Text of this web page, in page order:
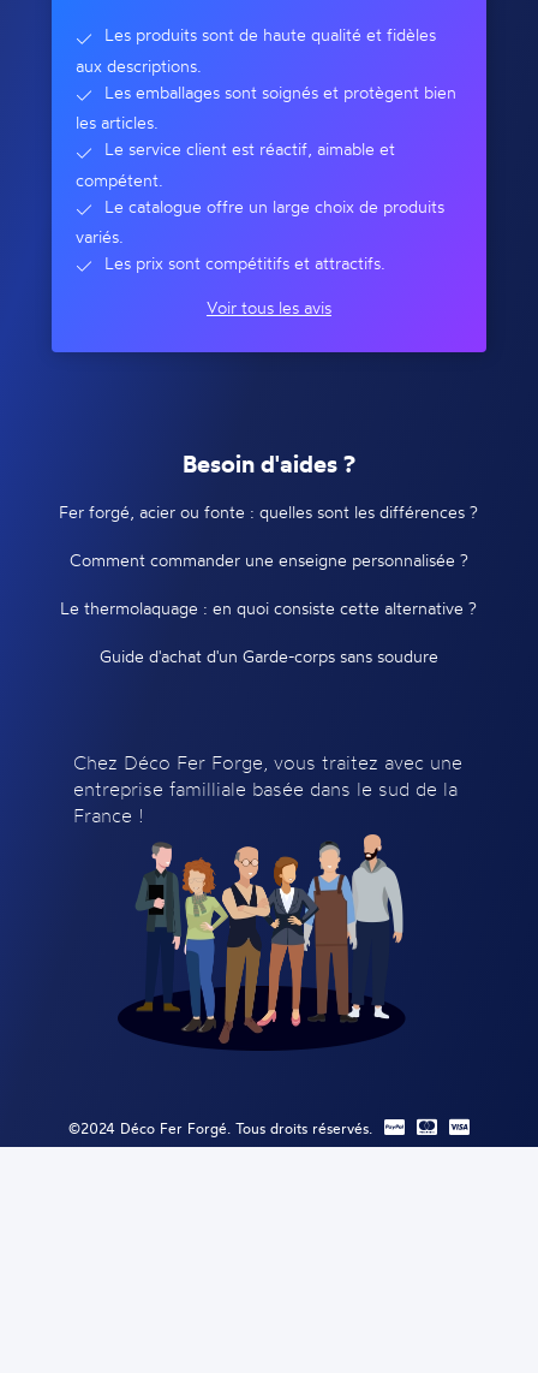
Les produits sont de haute qualité et fidèles
aux descriptions.
Les emballages sont soignés et protègent bien
les articles.
Le service client est réactif, aimable et
compétent.
Le catalogue offre un large choix de produits
variés.
Les prix sont compétitifs et attractifs.
Voir tous les avis
Besoin d'aides ?
Fer forgé, acier ou fonte : quelles sont les différences ?
Comment commander une enseigne personnalisée ?
Le thermolaquage : en quoi consiste cette alternative ?
Guide d'achat d'un Garde-corps sans soudure
Chez Déco Fer Forge, vous traitez avec une
entreprise familliale basée dans le sud de la
France !
©2024 Déco Fer Forgé. Tous droits réservés.